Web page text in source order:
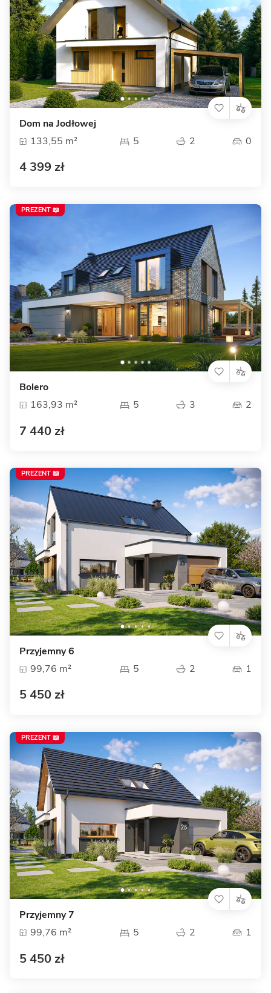
Dom na Jodłowej
133,55 m²
5 2 0
4 399 zł
Bolero
163,93 m²
5 3 2
7 440 zł
PREZENT 📖
Przyjemny 6
99,76 m²
5 2 1
5 450 zł
PREZENT 📖
Przyjemny 7
99,76 m²
5 2 1
5 450 zł
PREZENT 📖